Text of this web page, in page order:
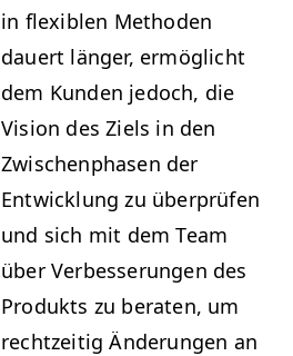
in flex­i­blen Meth­o­d­en
dauert länger, ermöglicht
dem Kun­den jedoch, die
Vision des Ziels in den
Zwis­chen­phasen der
Entwick­lung zu über­prüfen
und sich mit dem Team
über Verbesserun­gen des
Pro­duk­ts zu berat­en, um
rechtzeit­ig Änderun­gen an